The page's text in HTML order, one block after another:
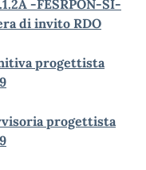
-FESRPON-SI-
di invito RDO
progettista
progettista